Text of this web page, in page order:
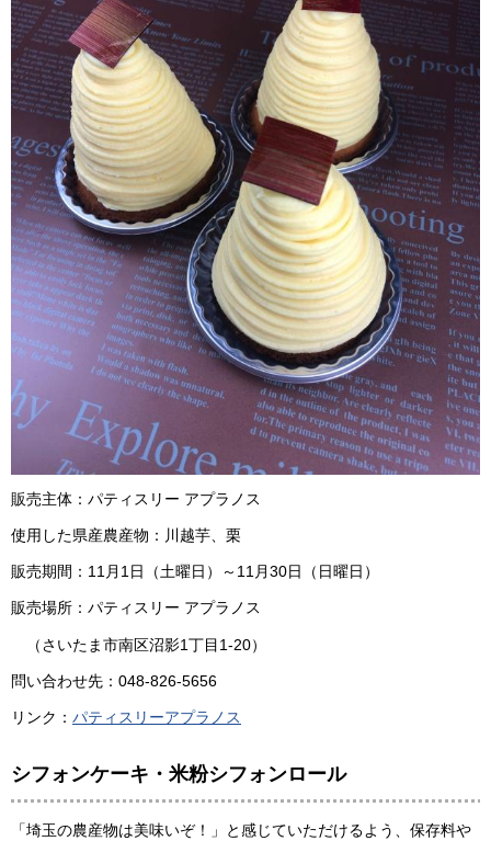
販売主体：パティスリー アプラノス
使用した県産農産物：川越芋、栗
販売期間：11月1日（土曜日）～11月30日（日曜日）
販売場所：パティスリー アプラノス
（さいたま市南区沼影1丁目1-20）
問い合わせ先：048-826-5656
リンク： パティスリーアプラノス
シフォンケーキ・米粉シフォンロール
「埼玉の農産物は美味いぞ！」と感じていただけるよう、保存料や